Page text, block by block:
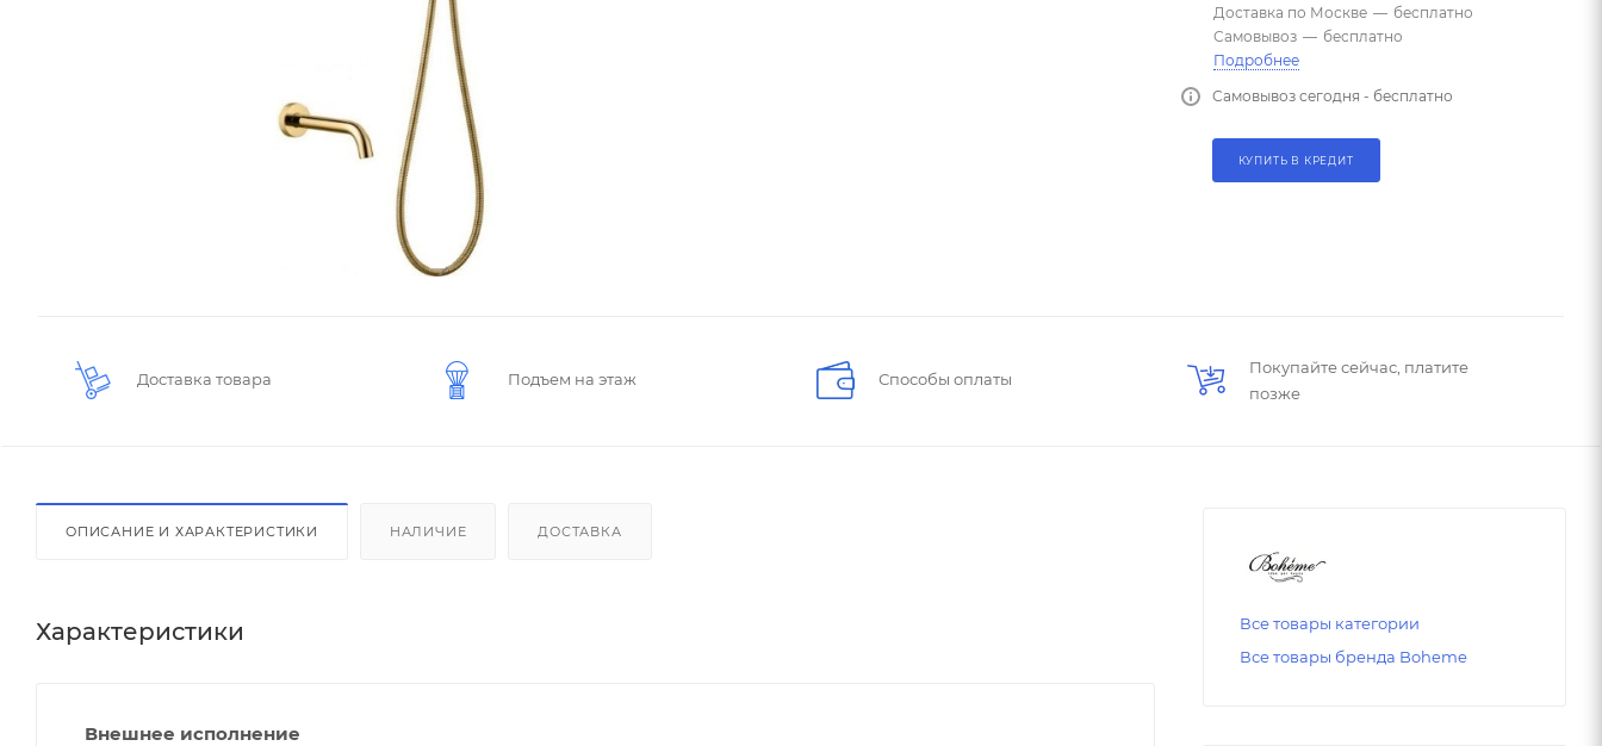
Доставка по Москве — бесплатно
Самовывоз — бесплатно
Подробнее
Самовывоз сегодня - бесплатно
КУПИТЬ В КРЕДИТ
Доставка товара Подъем на этаж Способы оплаты
Покупайте сейчас, платите
позже
ОПИСАНИЕ И ХАРАКТЕРИСТИКИ НАЛИЧИЕ ДОСТАВКА
Характеристики
Внешнее исполнение
Все товары категории
Все товары бренда Boheme